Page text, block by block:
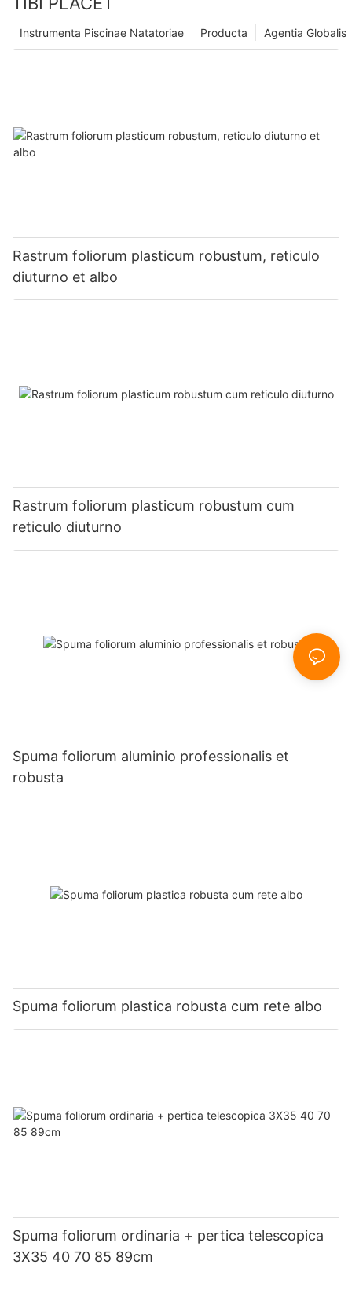
Agentia Globalis
Producta
Instrumenta Piscinae Natatoriae
Rastrum foliorum plasticum robustum, reticulo
diuturno et albo
Rastrum foliorum plasticum robustum cum
reticulo diuturno
Spuma foliorum aluminio professionalis et
robusta
Spuma foliorum plastica robusta cum rete albo
Spuma foliorum ordinaria + pertica telescopica
3X35 40 70 85 89cm